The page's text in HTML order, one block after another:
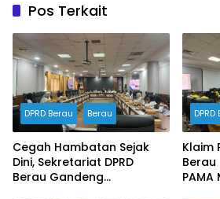
Pos Terkait
DPRD Berau Berau
Cegah Hambatan Sejak
Dini, Sekretariat DPRD
Berau Gandeng
Klaim
Berau